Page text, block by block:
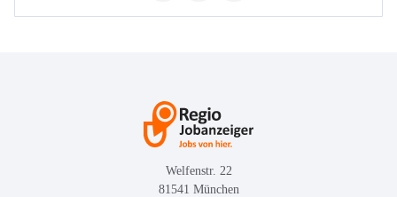
Welfenstr. 22
81541 München